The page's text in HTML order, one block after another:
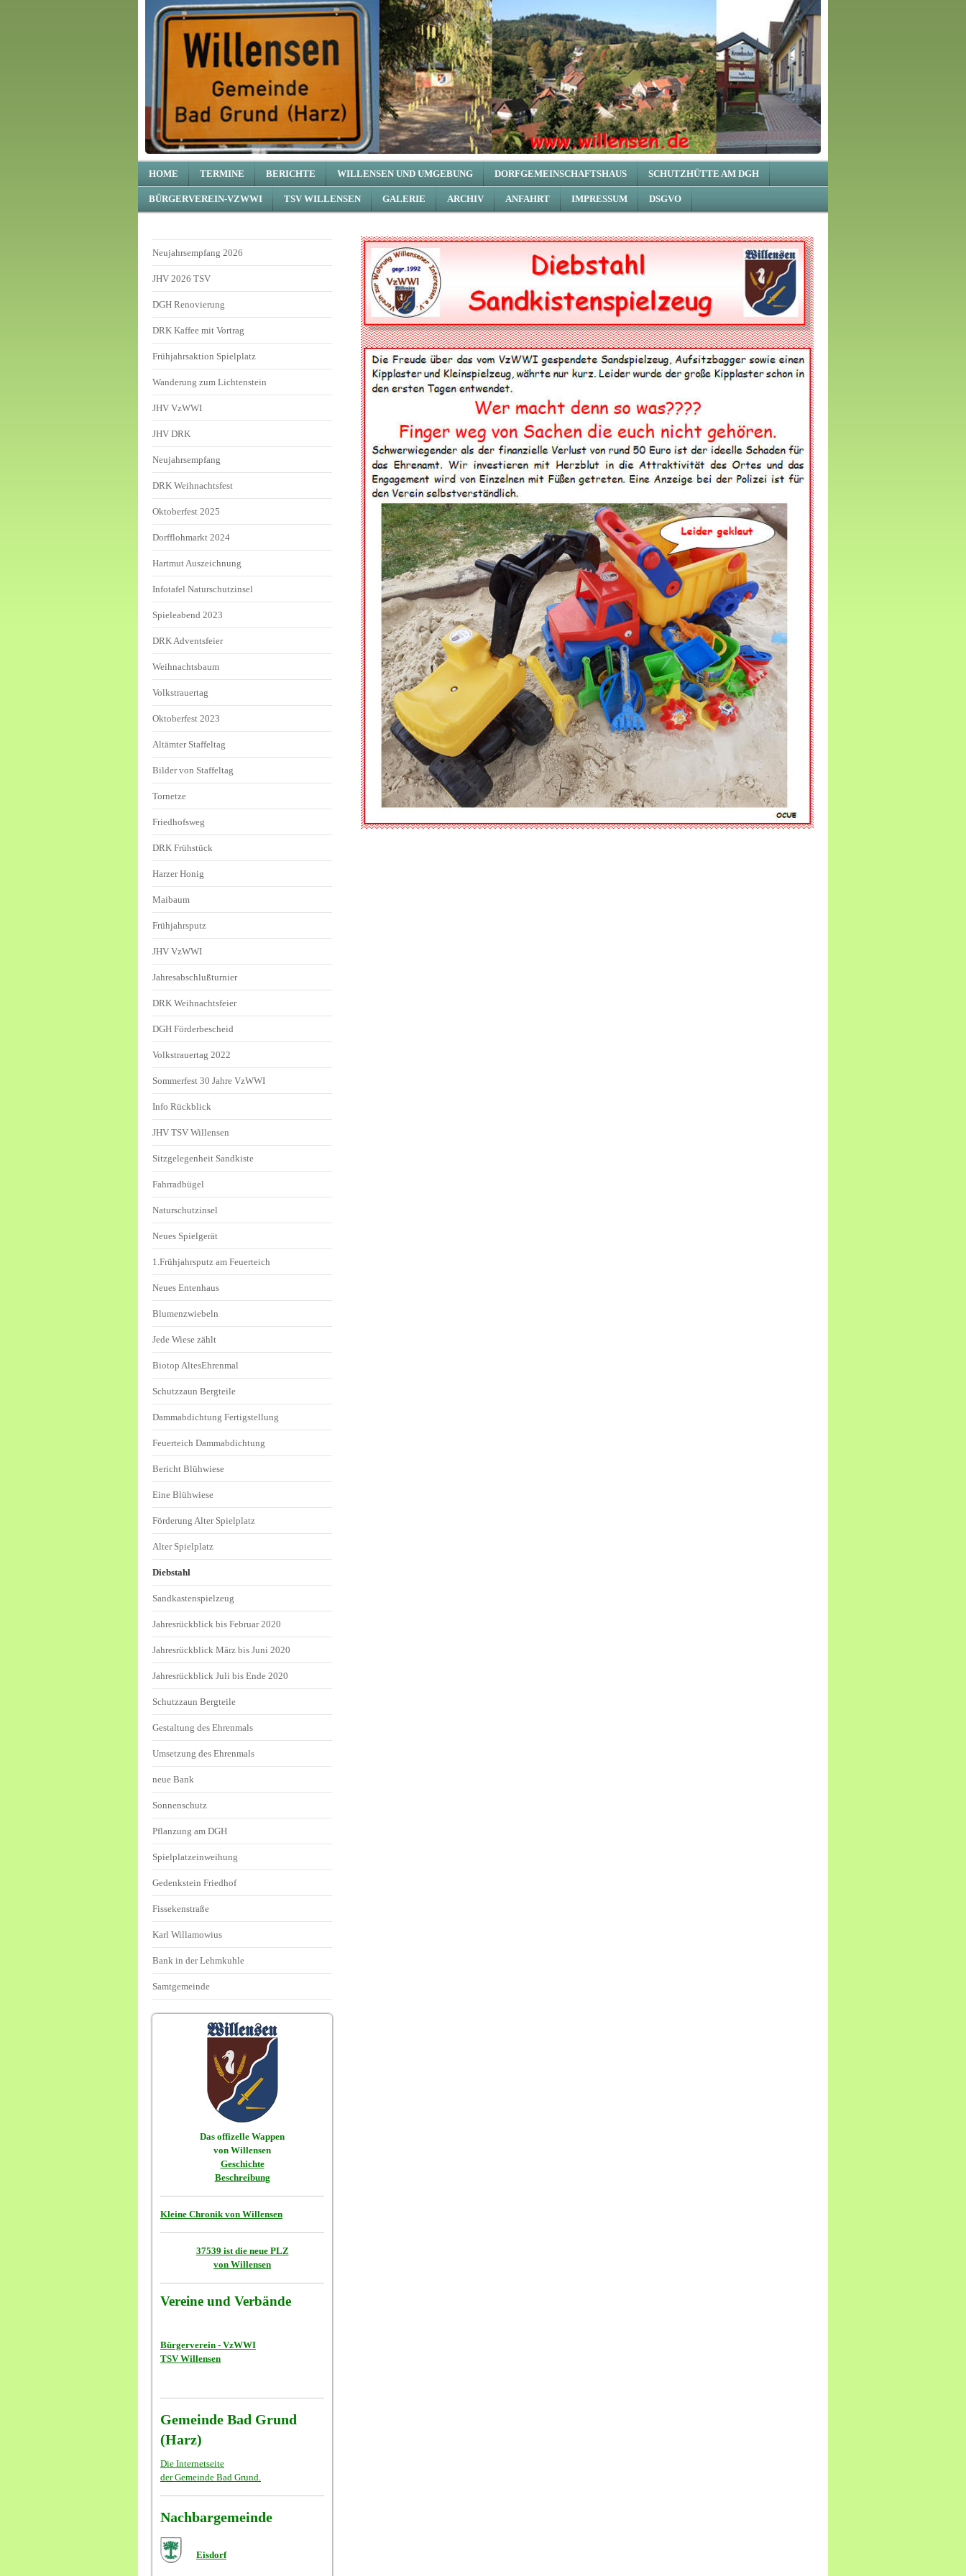
HOME TERMINE BERICHTE WILLENSEN UND UMGEBUNG DORFGEMEINSCHAFTSHAUS SCHUTZHÜTTE AM DGH
BÜRGERVEREIN-VZWWI TSV WILLENSEN GALERIE ARCHIV ANFAHRT IMPRESSUM DSGVO
Neujahrsempfang 2026
JHV 2026 TSV
DGH Renovierung
DRK Kaffee mit Vortrag
Frühjahrsaktion Spielplatz
Wanderung zum Lichtenstein
JHV VzWWI
JHV DRK
Neujahrsempfang
DRK Weihnachtsfest
Oktoberfest 2025
Dorfflohmarkt 2024
Hartmut Auszeichnung
Infotafel Naturschutzinsel
Spieleabend 2023
DRK Adventsfeier
Weihnachtsbaum
Volkstrauertag
Oktoberfest 2023
Altämter Staffeltag
Bilder von Staffeltag
Tornetze
Friedhofsweg
DRK Frühstück
Harzer Honig
Maibaum
Frühjahrsputz
JHV VzWWI
Jahresabschlußturnier
DRK Weihnachtsfeier
DGH Förderbescheid
Volkstrauertag 2022
Sommerfest 30 Jahre VzWWI
Info Rückblick
JHV TSV Willensen
Sitzgelegenheit Sandkiste
Fahrradbügel
Naturschutzinsel
Neues Spielgerät
1.Frühjahrsputz am Feuerteich
Neues Entenhaus
Blumenzwiebeln
Jede Wiese zählt
Biotop AltesEhrenmal
Schutzzaun Bergteile
Dammabdichtung Fertigstellung
Feuerteich Dammabdichtung
Bericht Blühwiese
Eine Blühwiese
Förderung Alter Spielplatz
Alter Spielplatz
Diebstahl
Sandkastenspielzeug
Jahresrückblick bis Februar 2020
Jahresrückblick März bis Juni 2020
Jahresrückblick Juli bis Ende 2020
Schutzzaun Bergteile
Gestaltung des Ehrenmals
Umsetzung des Ehrenmals
neue Bank
Sonnenschutz
Pflanzung am DGH
Spielplatzeinweihung
Gedenkstein Friedhof
Fissekenstraße
Karl Willamowius
Bank in der Lehmkuhle
Samtgemeinde
Das offizelle Wappen
von Willensen
Geschichte
Beschreibung
Kleine Chronik von Willensen
37539 ist die neue PLZ
von Willensen
Vereine und Verbände
Bürgerverein - VzWWI
TSV Willensen
Gemeinde Bad Grund
(Harz)
Die Internetseite
der Gemeinde Bad Grund.
Nachbargemeinde
Eisdorf